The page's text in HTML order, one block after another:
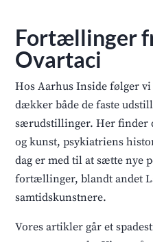
Fortællinger
Ovartaci
Hos Aarhus Inside følger
dækker både de faste
særudstillinger. Her finder
og kunst, psykiatriens
dag er med til at sætte nye
fortællinger, blandt andet
samtidskunstnere.
Vores artikler går et